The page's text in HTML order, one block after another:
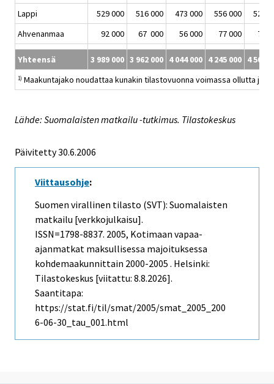
Lappi
529 000 516 000 473 000 556 000
528
Ahvenanmaa
92 000 67 000 56 000 77 000 75
Yhteensä 3 989 000 3 962 000 4 044 000 4 245 000 4 505
1) Maakuntajako noudattaa kunakin tilastovuonna voimassa ollutta
Lähde: Suomalaisten matkailu -tutkimus. Tilastokeskus
Päivitetty30.6.2006
Viittausohje:
Suomen virallinen tilasto (SVT): Suomalaisten
matkailu [verkkojulkaisu].
ISSN=1798-8837. 2005, Kotimaan vapaa-
ajanmatkat maksullisessa majoituksessa
kohdemaakunnittain 2000-2005 . Helsinki:
Tilastokeskus [viitattu: 8.8.2026].
Saantitapa:
https://stat.fi/til/smat/2005/smat_2005_200
6-06-30_tau_001.html